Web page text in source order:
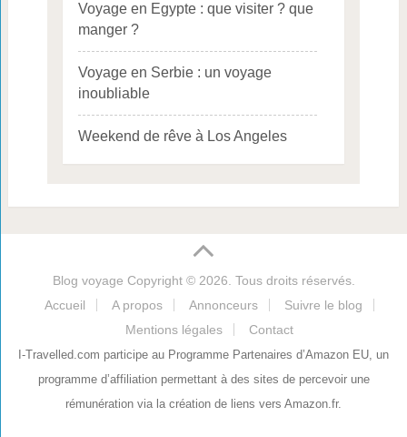
Voyage en Egypte : que visiter ? que
manger ?
Voyage en Serbie : un voyage
inoubliable
Weekend de rêve à Los Angeles
Blog voyage Copyright © 2026. Tous droits réservés.
Accueil
A propos Annonceurs
Suivre le blog
Mentions légales
Contact
I-Travelled.com participe au Programme Partenaires d’Amazon EU, un
programme d’affiliation permettant à des sites de percevoir une
rémunération via la création de liens vers Amazon.fr.